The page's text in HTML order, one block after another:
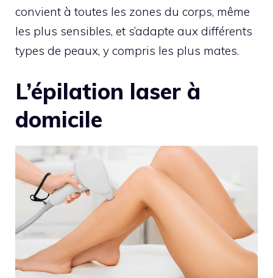
convient à toutes les zones du corps, même
les plus sensibles, et s’adapte aux différents
types de peaux, y compris les plus mates.
L’épilation laser à
domicile